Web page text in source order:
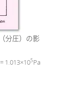
分圧）の影
1.013×105Pa